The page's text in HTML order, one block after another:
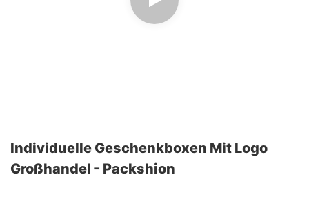
Individuelle Geschenkboxen Mit Logo
Großhandel - Packshion